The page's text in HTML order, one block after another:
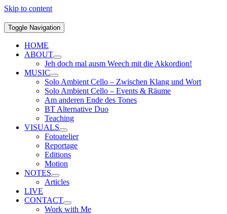
Skip to content
Toggle Navigation
HOME
ABOUT
Jeh doch mal ausm Weech mit die Akkordion!
MUSIC
Solo Ambient Cello – Zwischen Klang und Wort
Solo Ambient Cello – Events & Räume
Am anderen Ende des Tones
BT Alternative Duo
Teaching
VISUALS
Fotoatelier
Reportage
Editions
Motion
NOTES
Articles
LIVE
CONTACT
Work with Me